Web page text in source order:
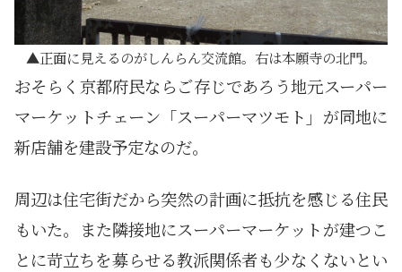
正面に見えるのがしんらん交流館。右は本願寺の北門。
おそらく京都府民ならご存じであろう地元スーパー
マーケットチェーン「スーパーマツモト」が同地に
新店舗を建設予定なのだ。
周辺は住宅街だから突然の計画に抵抗を感じる住民
もいた。また隣接地にスーパーマーケットが建つこ
とに苛立ちを募らせる教派関係者も少なくないとい